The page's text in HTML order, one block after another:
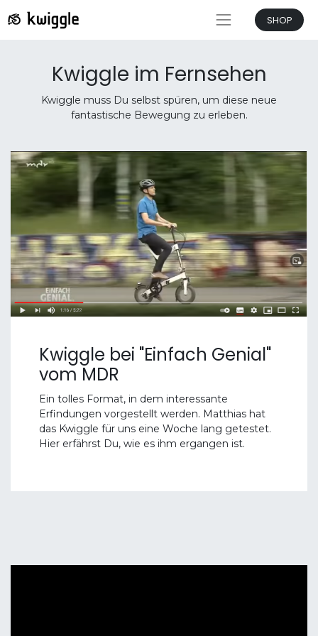
SHOP
Kwiggle im Fernsehen
Kwiggle muss Du selbst spüren, um diese neue
fantastische Bewegung zu erleben.
Kwiggle bei "Einfach Genial"
vom MDR
Ein tolles Format, in dem interessante
Erfindungen vorgestellt werden. Matthias hat
das Kwiggle für uns eine Woche lang getestet.
Hier erfährst Du, wie es ihm ergangen ist.